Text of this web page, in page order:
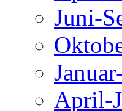
Juni-
April-